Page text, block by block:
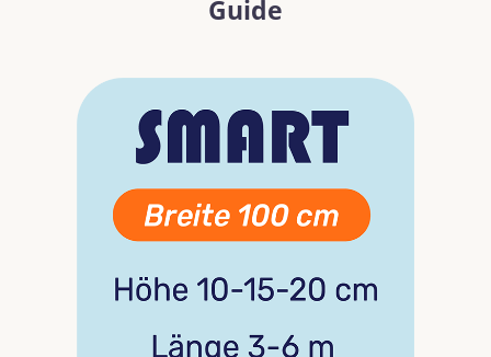
Guide
Bildergalerie überspringen
Mehr erfahren